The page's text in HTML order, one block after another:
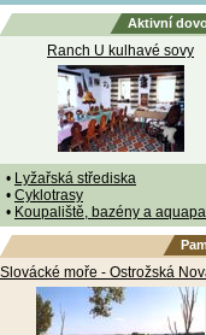
Aktivní
Ranch U kulhavé sovy
• Lyžařská střediska
• Cyklotrasy
• Koupaliště, bazény a
Slovácké moře - Ostrožská